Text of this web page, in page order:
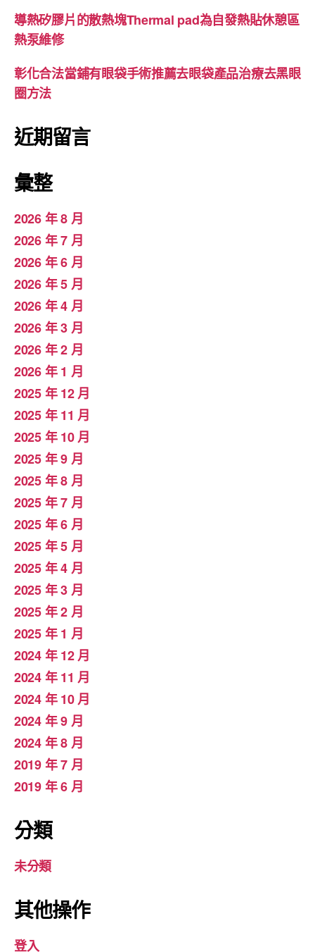
導熱矽膠片的散熱塊Thermal pad為自發熱貼休憩區
熱泵維修
彰化合法當鋪有眼袋手術推薦去眼袋產品治療去黑眼
圈方法
近期留言
彙整
2026 年 8 月
2026 年 7 月
2026 年 6 月
2026 年 5 月
2026 年 4 月
2026 年 3 月
2026 年 2 月
2026 年 1 月
2025 年 12 月
2025 年 11 月
2025 年 10 月
2025 年 9 月
2025 年 8 月
2025 年 7 月
2025 年 6 月
2025 年 5 月
2025 年 4 月
2025 年 3 月
2025 年 2 月
2025 年 1 月
2024 年 12 月
2024 年 11 月
2024 年 10 月
2024 年 9 月
2024 年 8 月
2019 年 7 月
2019 年 6 月
分類
未分類
其他操作
登入